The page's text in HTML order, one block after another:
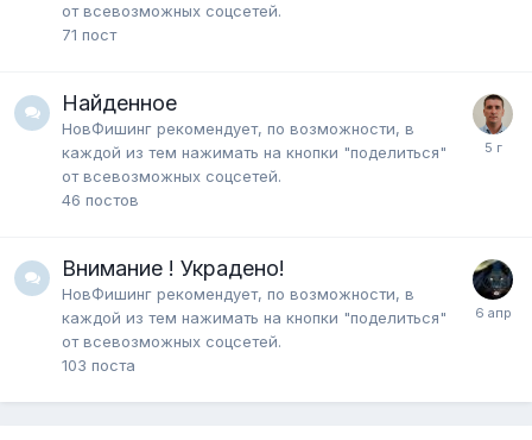
от всевозможных соцсетей.
71 пост
Найденное
НовФишинг рекомендует, по возможности, в
каждой из тем нажимать на кнопки "поделиться"
от всевозможных соцсетей.
46 постов
Внимание ! Украдено!
НовФишинг рекомендует, по возможности, в
каждой из тем нажимать на кнопки "поделиться"
от всевозможных соцсетей.
103 поста